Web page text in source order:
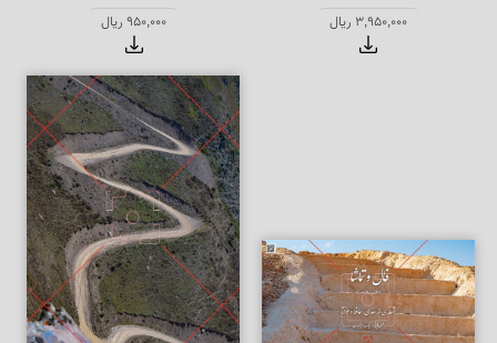
3,950,000 ریال 950,000 ریال